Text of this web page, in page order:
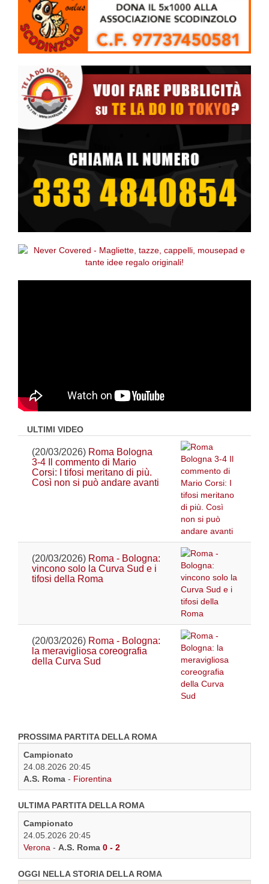
ULTIMI VIDEO
(20/03/2026) Roma Bologna
3-4 Il commento di Mario
Corsi: I tifosi meritano di più.
Così non si può andare avanti
(20/03/2026) Roma - Bologna:
vincono solo la Curva Sud e i
tifosi della Roma
(20/03/2026) Roma - Bologna:
la meravigliosa coreografia
della Curva Sud
PROSSIMA PARTITA DELLA ROMA
Campionato
24.08.2026 20:45
A.S. Roma - Fiorentina
ULTIMA PARTITA DELLA ROMA
Campionato
24.05.2026 20:45
Verona - A.S. Roma 0 - 2
OGGI NELLA STORIA DELLA ROMA